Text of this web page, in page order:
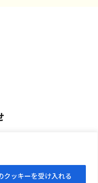
クッキーを受け入れる